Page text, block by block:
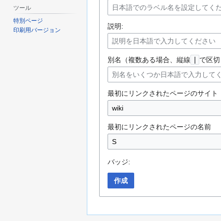
説明:
別名（複数ある場合、縦線 で区
最初にリンクされたページのサイト
最初にリンクされたページの名前
バッジ:
作成
ツール
特別ページ
印刷用バージョン